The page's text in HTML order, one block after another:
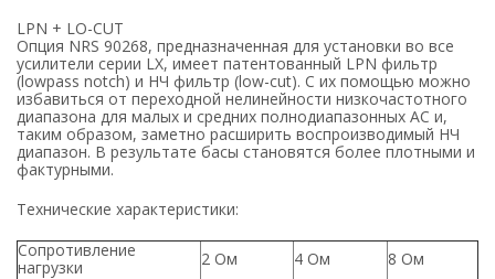
LPN + LO-CUT
Опция NRS 90268, предназначенная для установки во все
усилители серии LX, имеет патентованный LPN фильтр
(lowpass notch) и НЧ фильтр (low-cut). С их помощью можно
избавиться от переходной нелинейности низкочастотного
диапазона для малых и средних полнодиапазонных АС и,
таким образом, заметно расширить воспроизводимый НЧ
диапазон. В результате басы становятся более плотными и
фактурными.
Технические характеристики:
Сопротивление
нагрузки
2 Ом 4 Ом 8 Ом